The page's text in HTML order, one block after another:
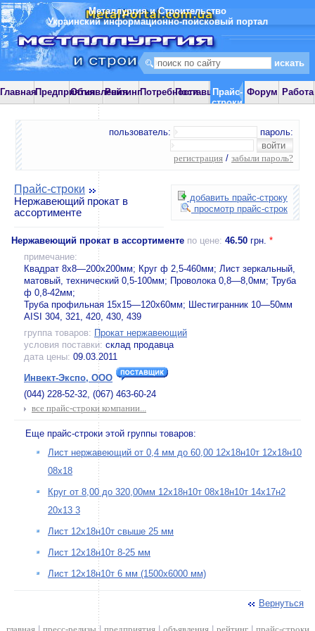
Металлургия и Строительство
Украинский информационно-поисковый портал
ГлавнаяПредприятияОбъявления
РейтингПотребностиПоставщики
Прайс-
строки
Форум Работа
пользователь: пароль:
регистрация / забыли пароль?
добавить прайс-строку
просмотр прайс-строк
Прайс-строки
Нержавеющий прокат в
ассортименте
Нержавеющий прокат в ассортименте по цене: 46.50 грн. *
примечание:
Квадрат 8х8—200х200мм; Круг ф 2,5-460мм; Лист зеркальный,
матовый, технический 0,5-100мм; Проволока 0,8—8,0мм; Труба
ф 0,8-42мм;
Труба профильная 15х15—120х60мм; Шестигранник 10—50мм
AISI 304, 321, 420, 430, 439
группа товаров: Прокат нержавеющий
условия поставки: склад продавца
дата цены: 09.03.2011
Инвект-Экспо, ООО
(044) 228-52-32, (067) 463-60-24
все прайс-строки компании...
Еще прайс-строки этой группы товаров:
Лист нержавеющий от 0,4 мм до 60,00 12х18н10т 12х18н10
08х18
Круг от 8,00 до 320,00мм 12х18н10т 08х18н10т 14х17н2
20х13 3
Лист 12х18н10т свыше 25 мм
Лист 12х18н10т 8-25 мм
Лист 12х18н10т 6 мм (1500х6000 мм)
Вернуться